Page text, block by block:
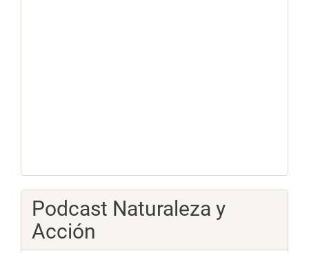
Podcast Naturaleza y
Acción